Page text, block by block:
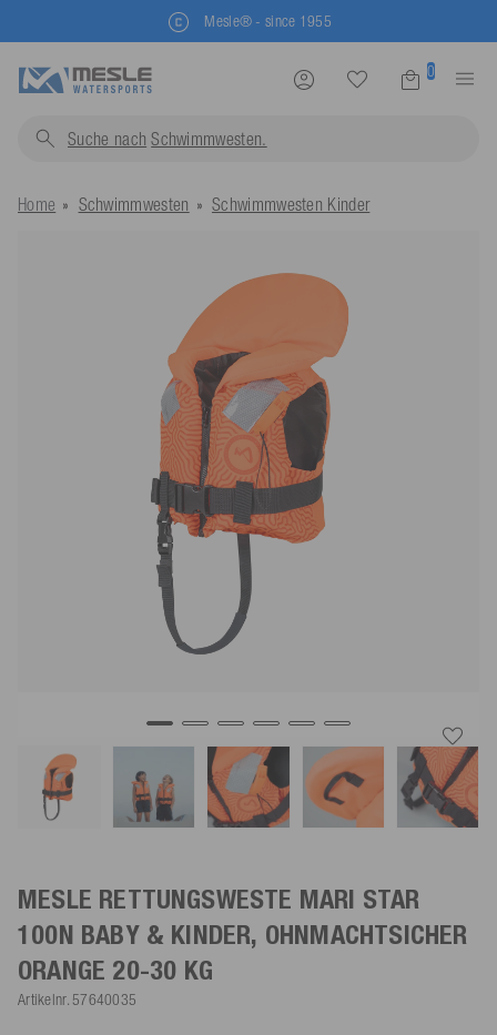
Mesle® - since 1955
0
Suche nach Schwimmwesten...
Home Schwimmwesten Schwimmwesten Kinder
MESLE RETTUNGSWESTE MARI STAR
100N BABY & KINDER, OHNMACHTSICHER
ORANGE 20-30 KG
Artikelnr. 57640035